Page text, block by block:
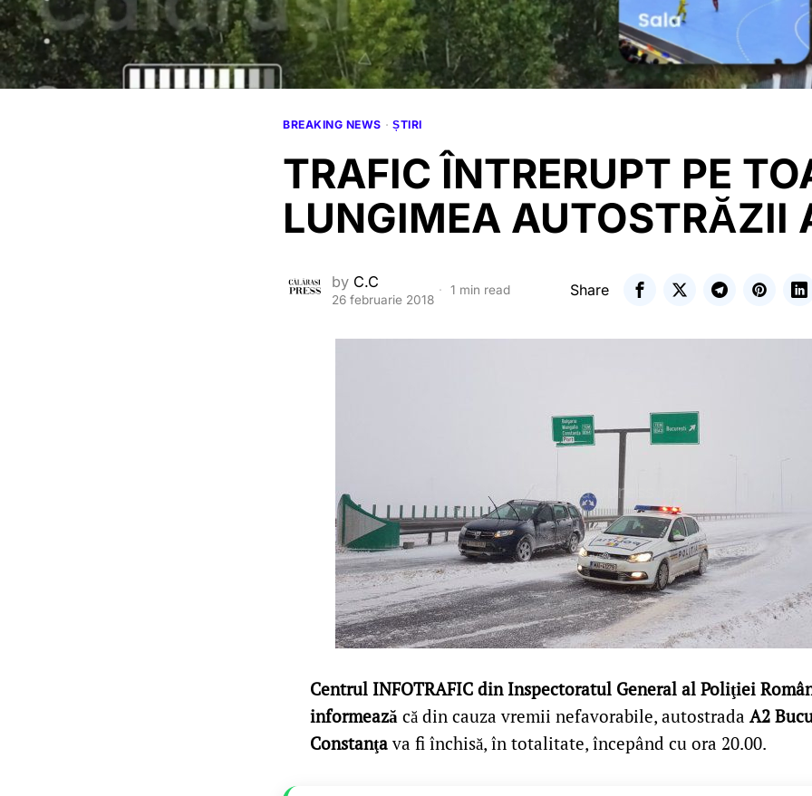
BREAKING NEWS · ȘTIRI
TRAFIC ÎNTRERUPT PE
LUNGIMEA AUTOSTRĂZII
by C.C
26 februarie 2018
1 min read Share
Centrul INFOTRAFIC din Inspectoratul General al Poliţiei
informează că din cauza vremii nefavorabile, autostrada A2
Constanţava fi închisă, în totalitate, începând cu ora 20.00.